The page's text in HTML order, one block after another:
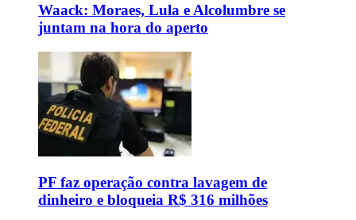
Waack: Moraes, Lula e Alcolumbre se
juntam na hora do aperto
PF faz operação contra lavagem de
dinheiro e bloqueia R$ 316 milhões